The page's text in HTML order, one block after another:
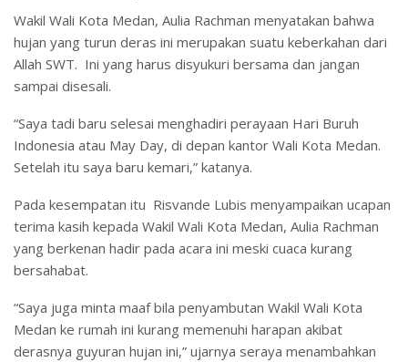
Wakil Wali Kota Medan, Aulia Rachman menyatakan bahwa
hujan yang turun deras ini merupakan suatu keberkahan dari
Allah SWT. Ini yang harus disyukuri bersama dan jangan
sampai disesali.
“Saya tadi baru selesai menghadiri perayaan Hari Buruh
Indonesia atau May Day, di depan kantor Wali Kota Medan.
Setelah itu saya baru kemari,” katanya.
Pada kesempatan itu Risvande Lubis menyampaikan ucapan
terima kasih kepada Wakil Wali Kota Medan, Aulia Rachman
yang berkenan hadir pada acara ini meski cuaca kurang
bersahabat.
“Saya juga minta maaf bila penyambutan Wakil Wali Kota
Medan ke rumah ini kurang memenuhi harapan akibat
derasnya guyuran hujan ini,” ujarnya seraya menambahkan